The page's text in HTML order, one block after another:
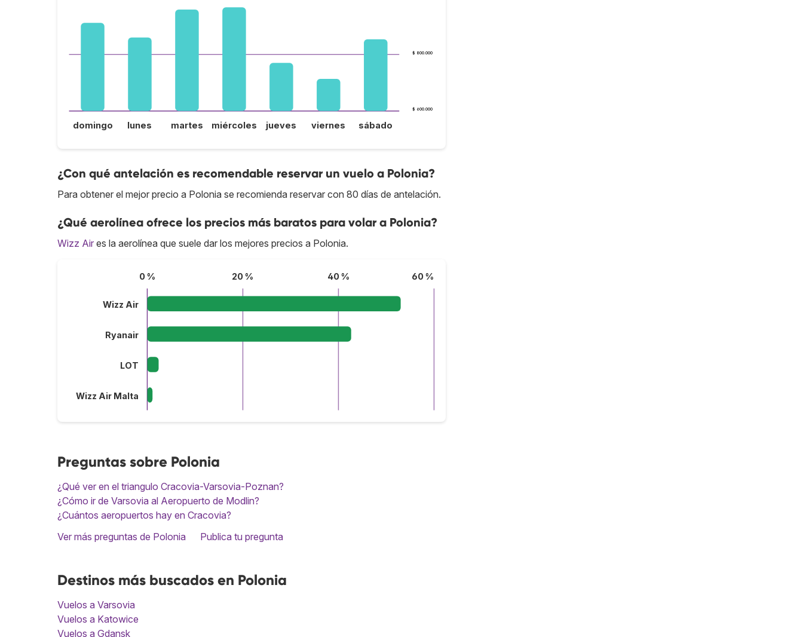
$ 600.000
$ 800.000
domingo lunes martes miércoles jueves viernes sábado
¿Con qué antelación es recomendable reservar un vuelo a Polonia?
Para obtener el mejor precio a Polonia se recomienda reservar con 80 días de antelación.
¿Qué aerolínea ofrece los precios más baratos para volar a Polonia?
Wizz Air es la aerolínea que suele dar los mejores precios a Polonia.
0 % 20 % 40 % 60 %
Wizz Air
Ryanair
LOT
Wizz Air Malta
Preguntas sobre Polonia
¿Qué ver en el triangulo Cracovia-Varsovia-Poznan?
¿Cómo ir de Varsovia al Aeropuerto de Modlin?
¿Cuántos aeropuertos hay en Cracovia?
Ver más preguntas de Polonia
Publica tu pregunta
Destinos más buscados en Polonia
Vuelos a Varsovia
Vuelos a Katowice
Vuelos a Gdansk